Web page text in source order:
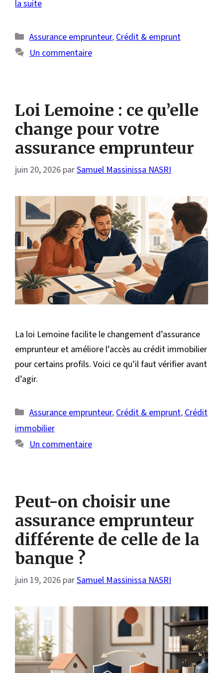
la suite
Catégories
Assurance emprunteur, Crédit & emprunt
Un commentaire
Loi Lemoine : ce qu’elle
change pour votre
assurance emprunteur
juin 20, 2026 parSamuel Massinissa NASRI
La loi Lemoine facilite le changement d’assurance
emprunteur et améliore l’accès au crédit immobilier
pour certains profils. Voici ce qu’il faut vérifier avant
d’agir.
Catégories
Assurance emprunteur,Crédit & emprunt,Crédit
immobilier
Un commentaire
Peut-on choisir une
assurance emprunteur
différente de celle de la
banque ?
juin 19, 2026 parSamuel Massinissa NASRI